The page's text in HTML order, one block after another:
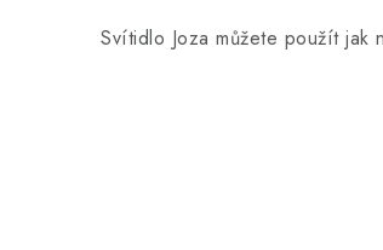
Svítidlo Joza můžete použít jak